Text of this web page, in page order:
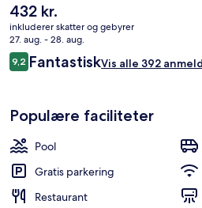
Den
nuværende
pris
er
432 kr.
432 kr.
inkluderer skatter og gebyrer
27. aug. - 28. aug.
Anmeldelser
9,29,2 ud af 10.
FantastiskVis alle 392
Populære faciliteter
Pool
Gratis parkering
Restaurant